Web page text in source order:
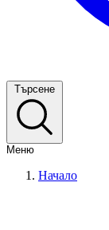
Търсене
Меню
Начало